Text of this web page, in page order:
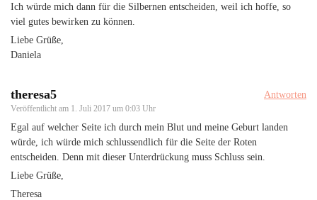
Ich würde mich dann für die Silbernen entscheiden, weil ich hoffe, so
viel gutes bewirken zu können.
Liebe Grüße,
Daniela
theresa5
Veröffentlicht am 1. Juli 2017 um 0:03 Uhr
Antworten
Egal auf welcher Seite ich durch mein Blut und meine Geburt landen
würde, ich würde mich schlussendlich für die Seite der Roten
entscheiden. Denn mit dieser Unterdrückung muss Schluss sein.
Liebe Grüße,
Theresa